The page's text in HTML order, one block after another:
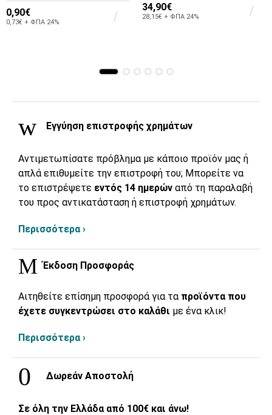
0,90€
0,73€ + ΦΠΑ 24%
34,90€
28,15€ + ΦΠΑ 24%
Εγγύηση επιστροφής χρημάτων
Αντιμετωπίσατε πρόβλημα με κάποιο προϊόν μας ή
απλά επιθυμείτε την επιστροφή του; Μπορείτε να
το επιστρέψετε εντός 14 ημερών από τη παραλαβή
του προς αντικατάσταση ή επιστροφή χρημάτων.
Περισσότερα ›
Έκδοση Προσφοράς
Αιτηθείτε επίσημη προσφορά για τα προϊόντα που
έχετε συγκεντρώσει στο καλάθι με ένα κλικ!
Περισσότερα ›
Δωρεάν Αποστολή
Σε όλη την Ελλάδα από 100€ και άνω!